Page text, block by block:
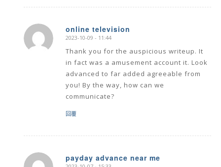
online television
says:
2023-10-09 - 11:44
Thank you for the auspicious writeup. It
in fact was a amusement account it. Look
advanced to far added agreeable from
you! By the way, how can we
communicate?
回覆
payday advance near me